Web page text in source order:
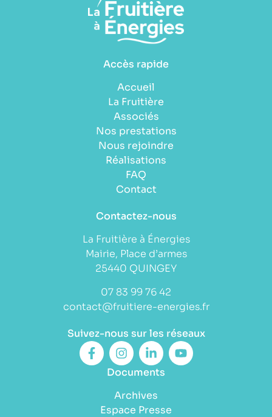
Accès rapide
Accueil
La Fruitière
Associés
Nos prestations
Nous rejoindre
Réalisations
FAQ
Contact
Contactez-nous
La Fruitière à Énergies
Mairie, Place d’armes
25440 QUINGEY
07 83 99 76 42
contact@fruitiere-energies.fr
Suivez-nous sur les réseaux
Documents
Archives
Espace Presse